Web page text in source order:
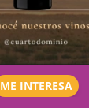
ME INTERESA